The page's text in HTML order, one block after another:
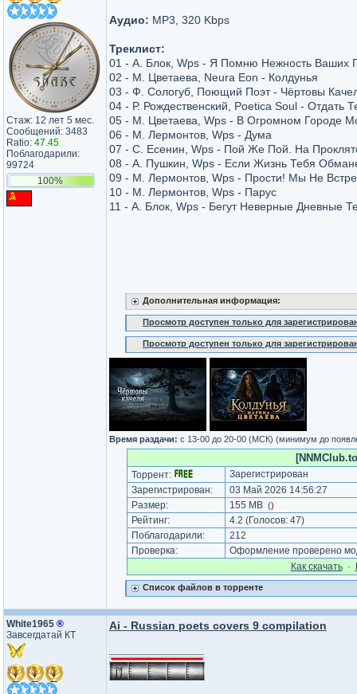
Стаж: 12 лет 5 мес.
Сообщений: 3483
Ratio: 47.45
Поблагодарили:
99724
100%
Аудио: MP3, 320 Kbps
Треклист:
01 - А. Блок, Wps - Я Помню Нежность Ваших
02 - М. Цветаева, Neura Eon - Колдунья
03 - Ф. Сологуб, Поющий Поэт - Чёртовы
04 - Р. Рождественский, Poetica Soul - Отдать
05 - М. Цветаева, Wps - В Огромном Городе
06 - М. Лермонтов, Wps - Дума
07 - С. Есенин, Wps - Пой Же Пой. На
08 - А. Пушкин, Wps - Если Жизнь Тебя
09 - М. Лермонтов, Wps - Прости! Мы Не
10 - М. Лермонтов, Wps - Парус
11 - А. Блок, Wps - Бегут Неверные Дневные
Дополнительная информация:
Просмотр доступен только для
Просмотр доступен только для
Время раздачи: c 13-00 до 20-00 (МСК) (минимум до
Торрент:
Зарегистрирован
Зарегистрирован:
03 Май 2026 14:56:27
Размер:
155 MB ()
Рейтинг: 4.2 (Голосов: 47)
Поблагодарили:
212
Проверка:
Оформление проверено
Как cкачать·
Список файлов в торренте
White1965 ®
Завсегдатай КТ
Ai - Russian poets covers 9 compilation